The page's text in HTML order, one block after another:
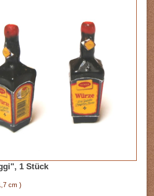
1 Stück
cm )